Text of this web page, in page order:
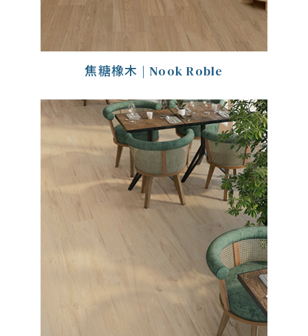
焦糖橡木 | Nook Roble